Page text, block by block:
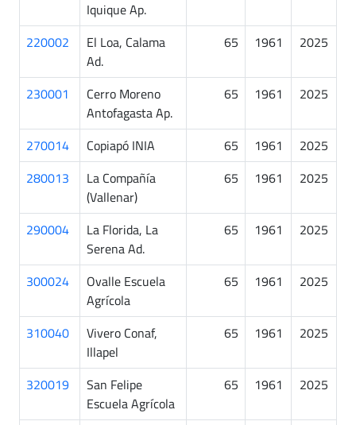
Iquique Ap.
220002
El Loa, Calama
Ad.
65 1961 2025
230001
Cerro Moreno
Antofagasta Ap.
65 1961 2025
270014 Copiapó INIA 65 1961
2025
280013
La Compañía
(Vallenar)
65 1961 2025
290004
La Florida, La
Serena Ad.
65 1961 2025
300024
Ovalle Escuela
Agrícola
65 1961 2025
310040
Vivero Conaf,
Illapel
65 1961 2025
320019
San Felipe
Escuela Agrícola
65 1961 2025